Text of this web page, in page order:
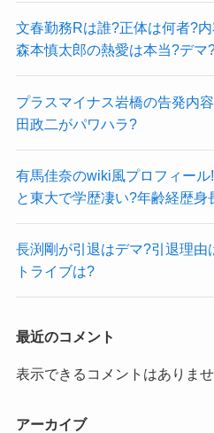
文春勤務Rは誰?正体は何者?
森本慎太郎の熱愛は本当?デマ
プラスマイナス岩橋の告発内
田政二がパワハラ?
有馬佳奈のwiki風プロフィー
と東大で学歴凄い?年齢経歴
長渕剛が引退はデマ?引退理由
トライブは?
最近のコメント
表示できるコメントはありませ
アーカイブ